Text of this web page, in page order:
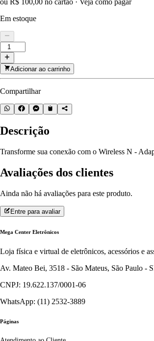
ou R$ 100,00 no cartão · Veja como pagar
Em estoque
Adicionar ao carrinho
Compartilhar
Descrição
Transforme sua conexão com o Wireless N -
Avaliações dos clientes
Ainda não há avaliações para este produto.
Entre para avaliar
Mega Center Eletrônicos
Loja física e virtual de eletrônicos, acessórios e
Av. Mateo Bei, 3518 - São Mateus, São Paulo -
CNPJ: 19.622.137/0001-06
WhatsApp: (11) 2532-3889
Páginas